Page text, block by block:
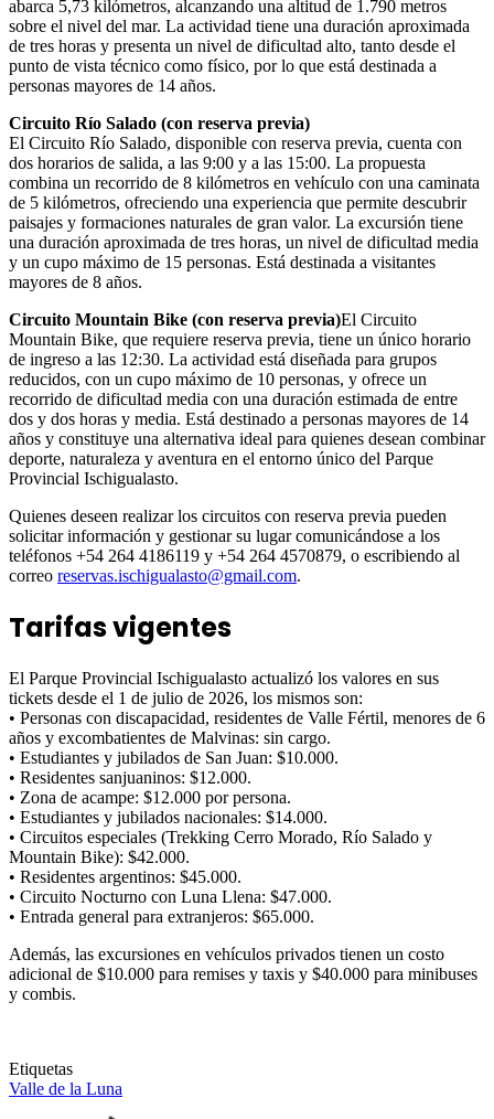
abarca 5,73 kilómetros, alcanzando una altitud de 1.790 metros
sobre el nivel del mar. La actividad tiene una duración aproximada
de tres horas y presenta un nivel de dificultad alto, tanto desde el
punto de vista técnico como físico, por lo que está destinada a
personas mayores de 14 años.
Circuito Río Salado (con reserva previa)
El Circuito Río Salado, disponible con reserva previa, cuenta con
dos horarios de salida, a las 9:00 y a las 15:00. La propuesta
combina un recorrido de 8 kilómetros en vehículo con una caminata
de 5 kilómetros, ofreciendo una experiencia que permite descubrir
paisajes y formaciones naturales de gran valor. La excursión tiene
una duración aproximada de tres horas, un nivel de dificultad media
y un cupo máximo de 15 personas. Está destinada a visitantes
mayores de 8 años.
Circuito Mountain Bike (con reserva previa)El Circuito
Mountain Bike, que requiere reserva previa, tiene un único horario
de ingreso a las 12:30. La actividad está diseñada para grupos
reducidos, con un cupo máximo de 10 personas, y ofrece un
recorrido de dificultad media con una duración estimada de entre
dos y dos horas y media. Está destinado a personas mayores de 14
años y constituye una alternativa ideal para quienes desean combinar
deporte, naturaleza y aventura en el entorno único del Parque
Provincial Ischigualasto.
Quienes deseen realizar los circuitos con reserva previa pueden
solicitar información y gestionar su lugar comunicándose a los
teléfonos +54 264 4186119 y +54 264 4570879, o escribiendo al
correo reservas.ischigualasto@gmail.com.
Tarifas vigentes
El Parque Provincial Ischigualasto actualizó los valores en sus
tickets desde el 1 de julio de 2026, los mismos son:
• Personas con discapacidad, residentes de Valle Fértil, menores de 6
años y excombatientes de Malvinas: sin cargo.
• Estudiantes y jubilados de San Juan: $10.000.
• Residentes sanjuaninos: $12.000.
• Zona de acampe: $12.000 por persona.
• Estudiantes y jubilados nacionales: $14.000.
• Circuitos especiales (Trekking Cerro Morado, Río Salado y
Mountain Bike): $42.000.
• Residentes argentinos: $45.000.
• Circuito Nocturno con Luna Llena: $47.000.
• Entrada general para extranjeros: $65.000.
Además, las excursiones en vehículos privados tienen un costo
adicional de $10.000 para remises y taxis y $40.000 para minibuses
y combis.
Etiquetas
Valle de la Luna